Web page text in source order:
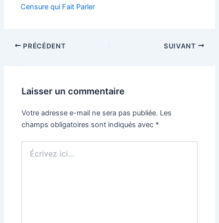
Censure qui Fait Parler
NavigationPRÉCÉDENT SUIVANT
Laisser un commentaire
Votre adresse e-mail ne sera pas publiée. Les
champs obligatoires sont indiqués avec *
ici…